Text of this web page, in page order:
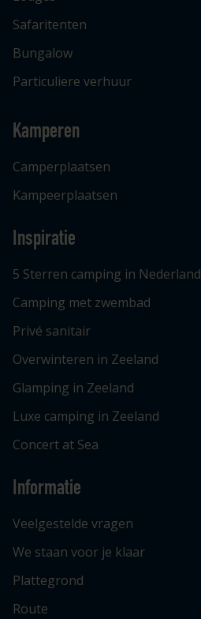
Safaritenten
Bungalow
Particuliere verhuur
Kamperen
Camperplaatsen
Kampeerplaatsen
Inspiratie
5 Sterren camping in Nederland
Camping met zwembad
Privé sanitair
Overwinteren in Zeeland
Glamping in Zeeland
Luxe camping in Zeeland
Concert at Sea
Informatie
Veelgestelde vragen
We staan voor je klaar
Plattegrond
Route